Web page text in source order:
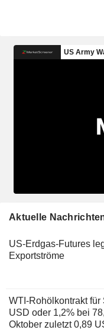
Aktuelle
US-Erdgas-Futures
Exportströme
WTI-Rohölkontrakt
USD oder 1,2% bei
Oktober zuletzt 0,89